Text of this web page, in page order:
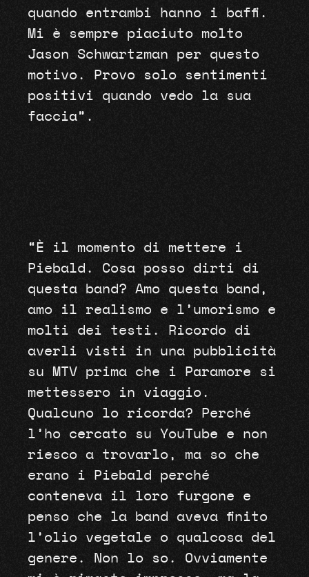
quando entrambi hanno i baffi.
Mi è sempre piaciuto molto
Jason Schwartzman per questo
motivo. Provo solo sentimenti
positivi quando vedo la sua
faccia”.
“È il momento di mettere i
Piebald. Cosa posso dirti di
questa band? Amo questa band,
amo il realismo e l’umorismo e
molti dei testi. Ricordo di
averli visti in una pubblicità
su MTV prima che i Paramore si
mettessero in viaggio.
Qualcuno lo ricorda? Perché
l’ho cercato su YouTube e non
riesco a trovarlo, ma so che
erano i Piebald perché
conteneva il loro furgone e
penso che la band aveva finito
l’olio vegetale o qualcosa del
genere. Non lo so. Ovviamente